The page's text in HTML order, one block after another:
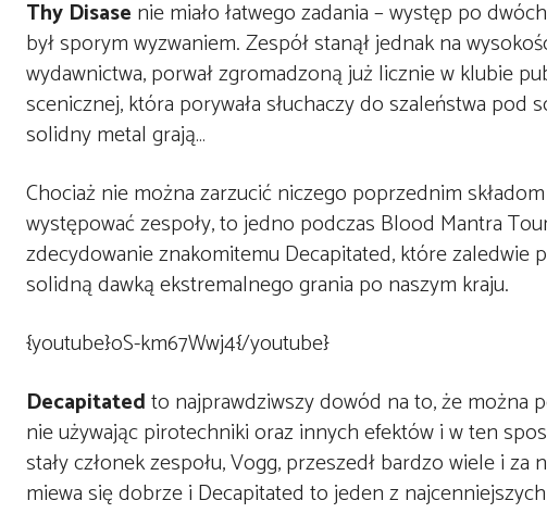
Thy Disase nie miało łatwego zadania – występ po
był sporym wyzwaniem. Zespół stanął jednak na
wydawnictwa, porwał zgromadzoną już licznie w klubie
scenicznej, która porywała słuchaczy do szaleństwa
solidny metal grają…
Chociaż nie można zarzucić niczego poprzednim
występować zespoły, to jedno podczas Blood Mantra
zdecydowanie znakomitemu Decapitated, które zaledwie
solidną dawką ekstremalnego grania po naszym kraju.
{youtube}oS-km67Wwj4{/youtube}
Decapitatedto najprawdziwszy dowód na to, że można
nie używając pirotechniki oraz innych efektów i w ten
stały członek zespołu, Vogg, przeszedł bardzo wiele i
miewa się dobrze i Decapitated to jeden z